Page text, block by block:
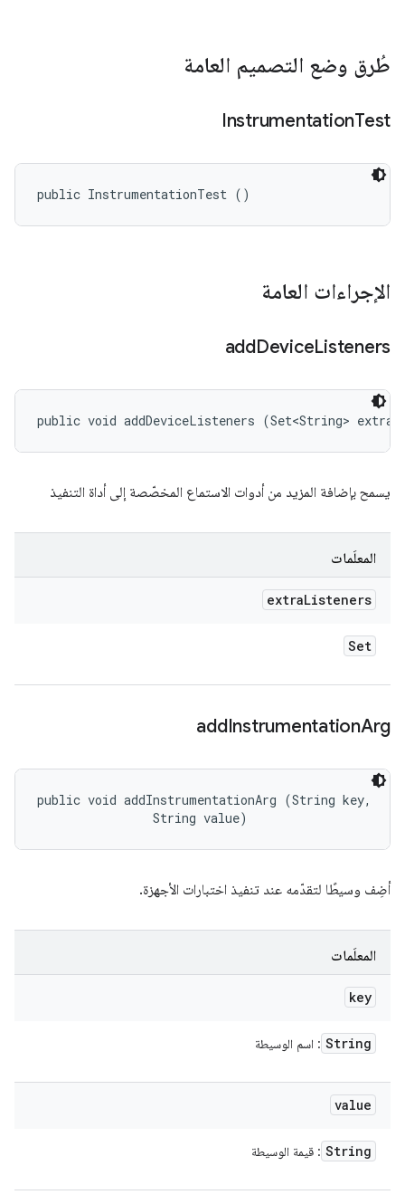
طُرق وضع التصميم العامة
InstrumentationTest
public InstrumentationTest ()
الإجراءات العامة
addDeviceListeners
public void addDeviceListeners (Set<String>
يسمح بإضافة المزيد من أدوات الاستماع المخصّصة إلى أداة التنفيذ
المعلَمات
extraListeners
Set
addInstrumentationArg
public void addInstrumentationArg (String key,
                String value)
أضِف وسيطًا لتقدّمه عند تنفيذ اختبارات الأجهزة.
المعلَمات
key
String : اسم الوسيطة
value
String : قيمة الوسيطة